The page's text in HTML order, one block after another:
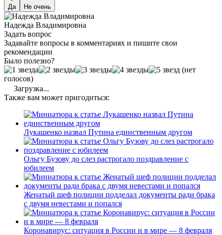
Да Не очень
Надежда Владимировна
Задать вопрос
Задавайте вопросы в комментариях и пишите свои
рекомендации
Было полезно?
(нет
голосов)
Загрузка...
Также вам может пригодиться:
Лукашенко назвал Путина единственным другом
Ольгу Бузову до слез растрогало поздравление с
юбилеем
Женатый шеф полиции подделал документы ради брака
с двумя невестами и попался
Коронавирус: ситуация в России и в мире — 8 февраля